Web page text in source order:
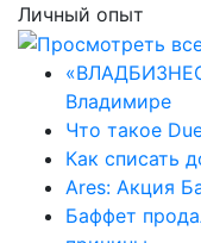
Личный опыт
Владимире
Что такое
Как списать
Ares: Акция
Баффет